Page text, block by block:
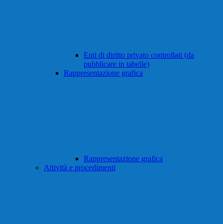
Enti di diritto privato controllati (da
pubblicare in tabelle)
Rappresentazione grafica
Rappresentazione grafica
Attività e procedimenti